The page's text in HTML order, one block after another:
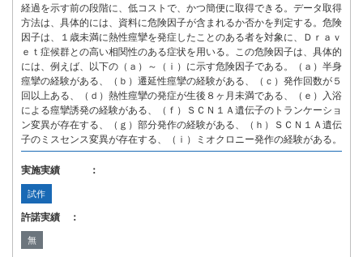
経過を示す前の段階に、低コストで、かつ簡便に取得できる。データ取得
方法は、具体的には、資料に危険因子が含まれるか否かを判定する。危険
因子は、１歳未満に熱性痙攣を発症したことのある者を対象に、Ｄｒａｖ
ｅｔ症候群との高い相関性のある症状を用いる。この危険因子は、具体的
には、例えば、以下の（ａ）～（ｉ）に示す危険因子である。（ａ）半身
痙攣の経験がある、（ｂ）遷延性痙攣の経験がある、（ｃ）発作回数が５
回以上ある、（ｄ）熱性痙攣の発症が生後８ヶ月未満である、（ｅ）入浴
による痙攣誘発の経験がある、（ｆ）ＳＣＮ１Ａ遺伝子のトランケーショ
ン変異が存在する、（ｇ）部分発作の経験がある、（ｈ）ＳＣＮ１Ａ遺伝
子のミスセンス変異が存在する、（ｉ）ミオクロニー発作の経験がある。
実施実績 ：
試作
許諾実績 ：
無